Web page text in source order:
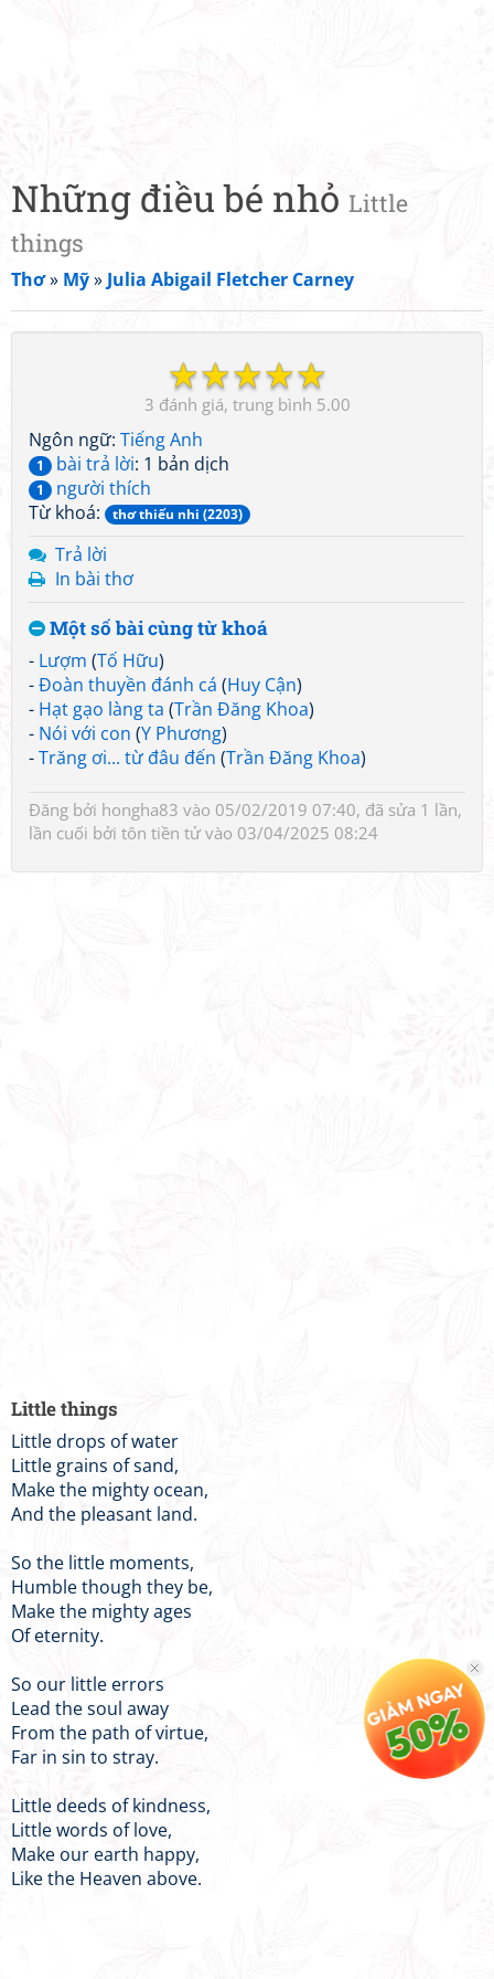
Những điều bé nhỏ Little
things
Thơ» Mỹ» Julia Abigail Fletcher Carney
☆
☆
☆
☆
☆
3 5.00
Ngôn ngữ: Tiếng Anh
1 bài trả lời: 1 bản dịch
1
người thích
Từ khoá:
thơ thiếu nhi (2203)
Trả lời
In bài thơ
Một số bài cùng từ khoá
- Lượm (Tố Hữu)
-Đoàn thuyền đánh cá (Huy Cận)
- Hạt gạo làng ta (Trần Đăng Khoa)
- Nói với con (Y Phương)
-Trăng ơi... từ đâu đến (Trần Đăng Khoa)
Đăng bởi hongha83 vào 05/02/2019 07:40, đã sửa 1 lần,
lần cuối bởi tôn tiền tửvào 03/04/2025 08:24
Little things
Little drops of water
Little grains of sand,
Make the mighty ocean,
And the pleasant land.
So the little moments,
Humble though they be,
Make the mighty ages
Of eternity.
So our little errors
Lead the soul away
From the path of virtue,
Far in sin to stray.
Little deeds of kindness,
Little words of love,
Make our earth happy,
Like the Heaven above.